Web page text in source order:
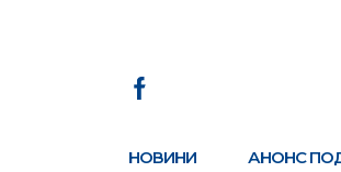
НОВИНИ АНОНС